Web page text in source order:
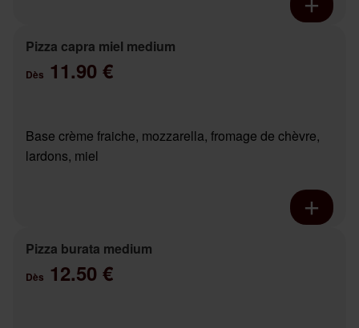
Pizza capra miel medium
Dès 11.90 €
Base crème fraiche, mozzarella, fromage de chèvre,
lardons, miel
Pizza burata medium
Dès 12.50 €